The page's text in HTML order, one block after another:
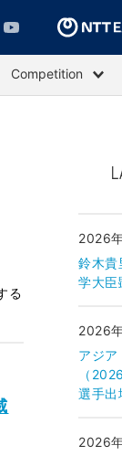
Competition
る
2026
鈴木貴
学大臣
2026
アジア
（
選手出
2026